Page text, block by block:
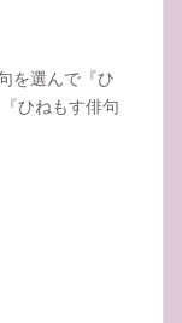
選んで『ひ
ひねもす俳句